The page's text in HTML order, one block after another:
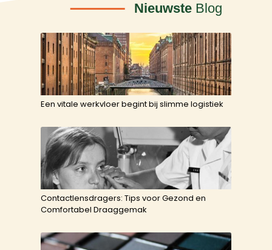
Nieuwste Blog
Een vitale werkvloer begint bij slimme logistiek
Contactlensdragers: Tips voor Gezond en
Comfortabel Draaggemak